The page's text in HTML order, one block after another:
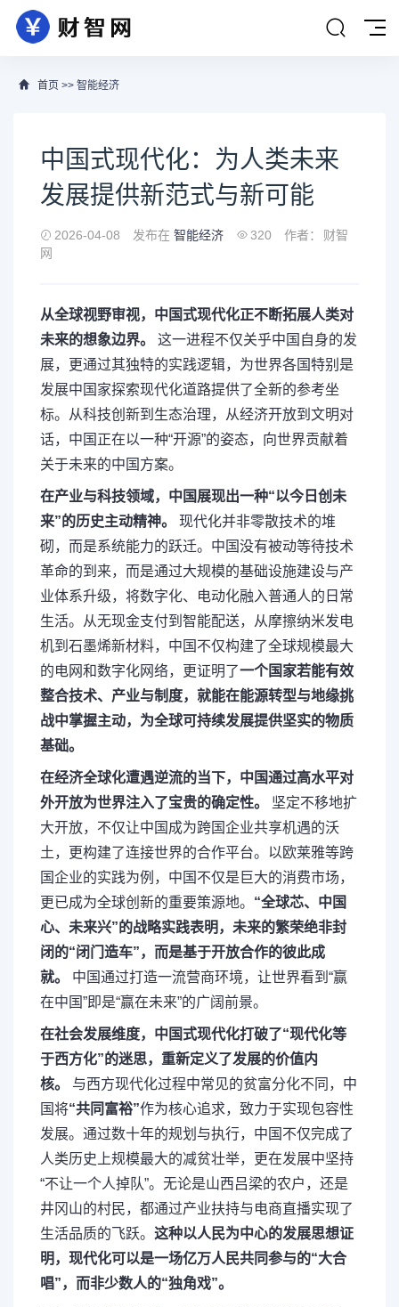
首页 >> 智能经济
中国式现代化：为人类未来
发展提供新范式与新可能
2026-04-08 发布在 智能经济 320 作者：
财智
网
从全球视野审视，中国式现代化正不断拓展人类对
未来的想象边界。
这一进程不仅关乎中国自身的发
展，更通过其独特的实践逻辑，为世界各国特别是
发展中国家探索现代化道路提供了全新的参考坐
标。从科技创新到生态治理，从经济开放到文明对
话，中国正在以一种“开源”的姿态，向世界贡献着
关于未来的中国方案。
在产业与科技领域，中国展现出一种“以今日创未
来”的历史主动精神。
现代化并非零散技术的堆
砌，而是系统能力的跃迁。中国没有被动等待技术
革命的到来，而是通过大规模的基础设施建设与产
业体系升级，将数字化、电动化融入普通人的日常
生活。从无现金支付到智能配送，从摩擦纳米发电
机到石墨烯新材料，中国不仅构建了全球规模最大
的电网和数字化网络，更证明了一个国家若能有效
整合技术、产业与制度，就能在能源转型与地缘挑
战中掌握主动，为全球可持续发展提供坚实的物质
基础。
在经济全球化遭遇逆流的当下，中国通过高水平对
外开放为世界注入了宝贵的确定性。
坚定不移地扩
大开放，不仅让中国成为跨国企业共享机遇的沃
土，更构建了连接世界的合作平台。以欧莱雅等跨
国企业的实践为例，中国不仅是巨大的消费市场，
更已成为全球创新的重要策源地。 “全球芯、中国
心、未来兴”的战略实践表明，未来的繁荣绝非封
闭的“闭门造车”，而是基于开放合作的彼此成
就。
中国通过打造一流营商环境，让世界看到“赢
在中国”即是“赢在未来”的广阔前景。
在社会发展维度，中国式现代化打破了“现代化等
于西方化”的迷思，重新定义了发展的价值内
核。
与西方现代化过程中常见的贫富分化不同，中
国将“共同富裕”作为核心追求，致力于实现包容性
发展。通过数十年的规划与执行，中国不仅完成了
人类历史上规模最大的减贫壮举，更在发展中坚持
“不让一个人掉队”。无论是山西吕梁的农户，还是
井冈山的村民，都通过产业扶持与电商直播实现了
生活品质的飞跃。 这种以人民为中心的发展思想证
明，现代化可以是一场亿万人民共同参与的“大合
唱”，而非少数人的“独角戏”。